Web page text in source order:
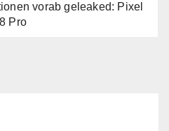
vorab geleaked: Pixel
Pro